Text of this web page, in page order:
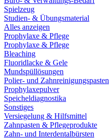
Spielzeug
Studien- & Übungsmaterial
Alles anzeigen
Prophylaxe & Pflege
Prophylaxe & Pflege
Bleaching
Fluoridlacke & Gele
Mundspüllösungen
Polier- und Zahnreinigungspasten
Prophylaxepulver
Speicheldiagnostika
Sonstiges
Versiegelung & Hilfsmittel
Zahnpasten & Pflegeprodukte
Zahn- und Interdentalbürsten